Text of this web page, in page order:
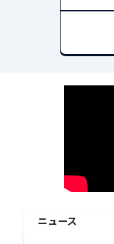
ニュース